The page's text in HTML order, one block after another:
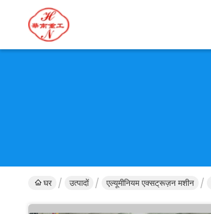
घर उत्पादों एल्यूमीनियम एक्सट्रूज़न मशीन